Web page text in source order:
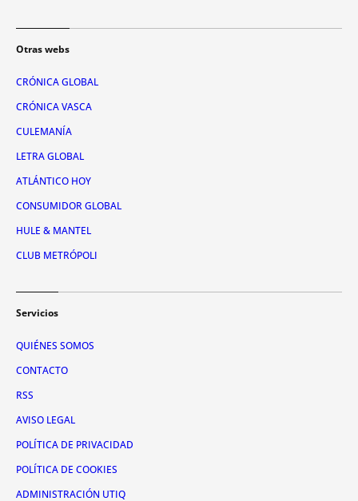
Otras webs
CRÓNICA GLOBAL
CRÓNICA VASCA
CULEMANÍA
LETRA GLOBAL
ATLÁNTICO HOY
CONSUMIDOR GLOBAL
HULE & MANTEL
CLUB METRÓPOLI
Servicios
QUIÉNES SOMOS
CONTACTO
RSS
AVISO LEGAL
POLÍTICA DE PRIVACIDAD
POLÍTICA DE COOKIES
ADMINISTRACIÓN UTIQ